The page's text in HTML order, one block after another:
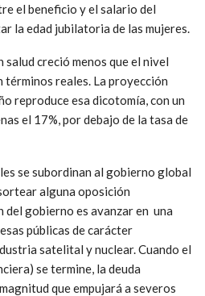
el beneficio y el salario del
la edad jubilatoria de las mujeres.
creció menos que el nivel
términos reales. La proyección
reproduce esa dicotomía, con un
el 17%, por debajo de la tasa de
se subordinan al gobierno global
alguna oposición
del gobierno es avanzar en una
públicas de carácter
satelital y nuclear. Cuando el
se termine, la deuda
que empujará a severos